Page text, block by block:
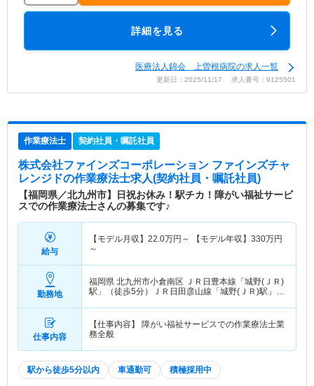
詳細を見る
医療法人錦会 上曽根病院の求人一覧
更新日：2025/11/17 求人番号：9125501
作業療法士 契約社員・嘱託社員
株式会社ファインズコーポレーション ファインズチャ
レンジドの作業療法士求人(契約社員・嘱託社員)
【福岡県／北九州市】日祝お休み！駅チカ！障がい福祉サービ
スでの作業療法士さんの募集です♪
給与
【モデル月収】 22.0万円～ 【モデル年収】 330万円
～
勤務地
福岡県 北九州市小倉南区 ＪＲ日豊本線「城野(ＪＲ)
駅」（徒歩5分）ＪＲ日田彦山線「城野(ＪＲ)駅」
仕事内容
【仕事内容】 障がい福祉サービスでの作業療法士業
務全般
駅から徒歩5分以内 車通勤可 積極採用中